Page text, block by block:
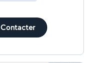
Contacter